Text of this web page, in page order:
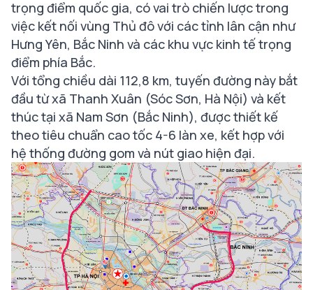
trọng điểm quốc gia, có vai trò chiến lược trong
việc kết nối vùng Thủ đô với các tỉnh lân cận như
Hưng Yên, Bắc Ninh và các khu vực kinh tế trọng
điểm phía Bắc.
Với tổng chiều dài 112,8 km, tuyến đường này bắt
đầu từ xã Thanh Xuân (Sóc Sơn, Hà Nội) và kết
thúc tại xã Nam Sơn (Bắc Ninh), được thiết kế
theo tiêu chuẩn cao tốc 4-6 làn xe, kết hợp với
hệ thống đường gom và nút giao hiện đại.